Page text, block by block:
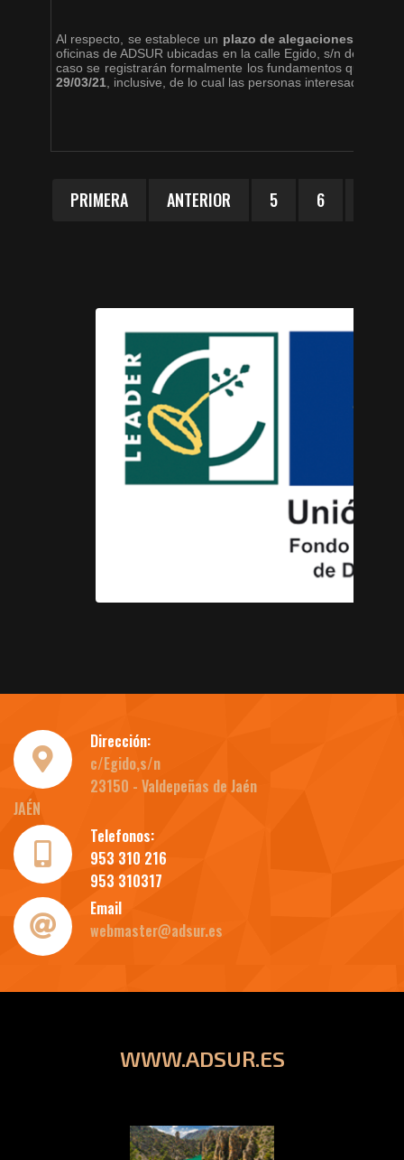
Al respecto, se establece un plazo de alegaciones hasta
oficinas de ADSUR ubicadas en la calle Egido, s/n de
caso se registrarán formalmente los fundamentos que
29/03/21 , inclusive, de lo cual las personas interesadas
PRIMERA ANTERIOR 5 6
Dirección:
c/Egido,s/n
23150 - Valdepeñas de Jaén
JAÉN
Telefonos:
953 310 216
953 310317
Email
webmaster@adsur.es
WWW.ADSUR.ES